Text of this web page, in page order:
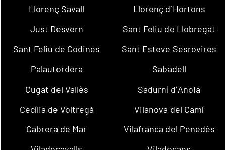
Llorenç Savall
Llorenç d´Hortons
Just Desvern
Sant Feliu de Llobregat
Sant Feliu de Codines
Sant Esteve Sesrovires
Palautordera
Sabadell
Cugat del Vallès
Sadurní d´Anoia
Cecília de Voltregà
Vilanova del Camí
Cabrera de Mar
Vilafranca del Penedès